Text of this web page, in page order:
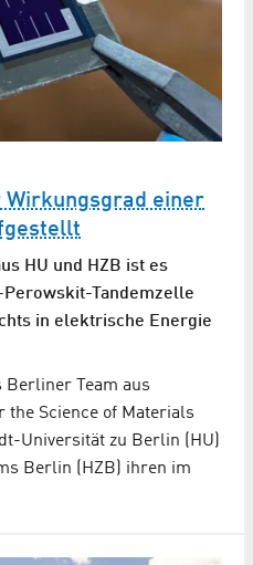
Wirkungsgrad einer
HU und HZB ist es
Perowskit-Tandemzelle
in elektrische Energie
Berliner Team aus
the Science of Materials
Universität zu Berlin (HU)
Berlin (HZB) ihren im